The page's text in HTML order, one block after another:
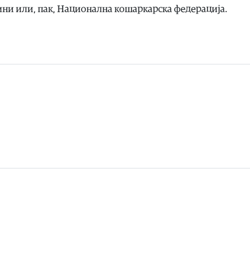
или, пак, Национална кошаркарска федерација.